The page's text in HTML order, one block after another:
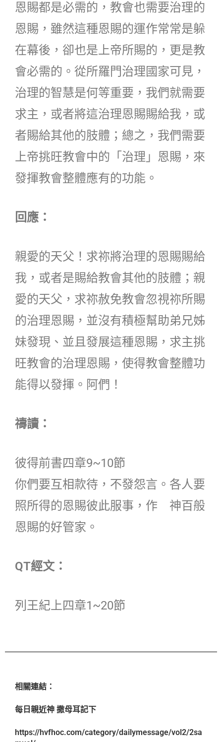
恩賜都是必需的，教會也需要治理的
恩賜，雖然這種恩賜的運作常常是躲
在幕後，卻也是上帝所賜的，更是教
會必需的。從所羅門治理國家可見，
治理的智慧是何等重要，我們就需要
求主，或者將這治理恩賜賜給我，或
者賜給其他的肢體；總之，我們需要
上帝挑旺教會中的「治理」恩賜，來
發揮教會整體應有的功能。
回應：
親愛的天父！求祢將治理的恩賜賜給
我，或者是賜給教會其他的肢體；親
愛的天父，求祢赦免教會忽視祢所賜
的治理恩賜，並沒有積極幫助弟兄姊
妹發現、並且發展這種恩賜，求主挑
旺教會的治理恩賜，使得教會整體功
能得以發揮。阿們！
禱讀：
彼得前書四章9~10節
你們要互相款待，不發怨言。各人要
照所得的恩賜彼此服事，作 神百般
恩賜的好管家。
QT經文：
列王紀上四章1~20節
相關連結：
每日親近神 撒母耳記下
https://hvfhoc.com/category/dailymessage/vol2/2sa